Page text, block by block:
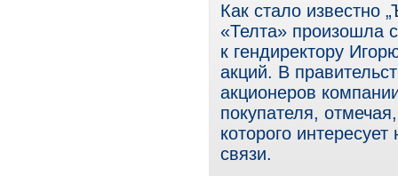
Как стало известно
«Телта» произошла
к гендиректору
акций. В
акционеров
покупателя,
которого
связи.